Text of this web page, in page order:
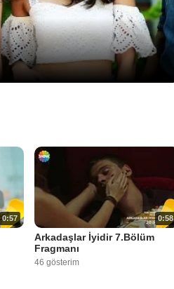
0:57 0:58
Arkadaşlar İyidir 7.Bölüm
Fragmanı
46 gösterim